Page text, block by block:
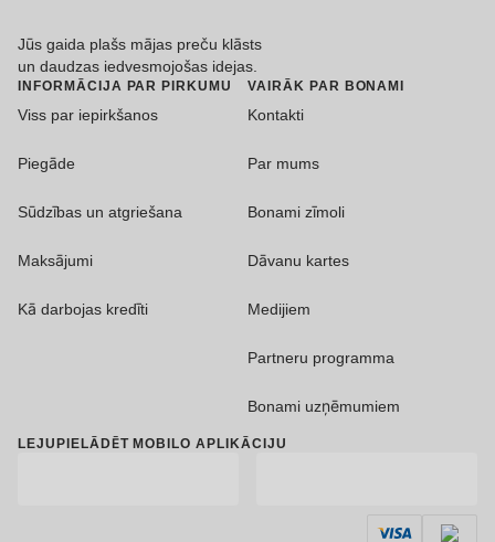
Jūs gaida plašs mājas preču klāsts
un daudzas iedvesmojošas idejas.
INFORMĀCIJA PAR PIRKUMU
Viss par iepirkšanos
Piegāde
Sūdzības un atgriešana
Maksājumi
Kā darbojas kredīti
VAIRĀK PAR BONAMI
Kontakti
Par mums
Bonami zīmoli
Dāvanu kartes
Medijiem
Partneru programma
Bonami uzņēmumiem
LEJUPIELĀDĒT MOBILO APLIKĀCIJU